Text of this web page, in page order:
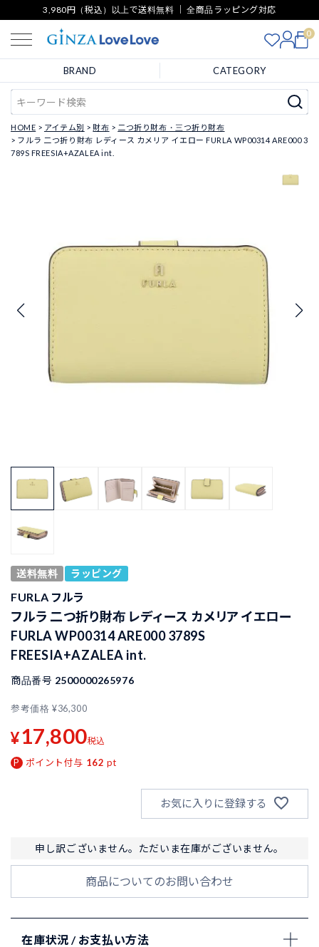
3,980円（税込）以上で送料無料 ｜ 全商品ラッピング対応
0
BRAND CATEGORY
HOME アイテム別 財布
二つ折り財布・三つ折り財布
フルラ 二つ折り財布 レディース カメリア イエロー FURLA WP00314 ARE000 3
789S FREESIA+AZALEA int.
送料無料 ラッピング
FURLA フルラ
フルラ 二つ折り財布 レディース カメリア イエロー
FURLA WP00314 ARE000 3789S
FREESIA+AZALEA int.
商品番号 2500000265976
参考価格 ¥36,300
¥17,800税込
ポイント付与 162 pt
お気に入りに登録する
申し訳ございません。ただいま在庫がございません。
商品についてのお問い合わせ
在庫状況 / お支払い方法